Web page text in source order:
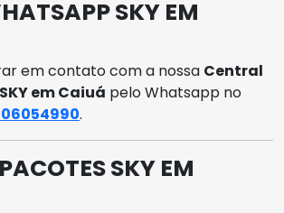
SKY EM
em contato com a nossa Central
em Caiuá pelo Whatsapp no
.
PACOTES SKY EM